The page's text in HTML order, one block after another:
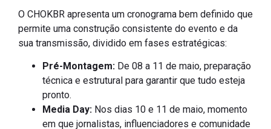
O CHOKBR apresenta um cronograma bem definido que
permite uma construção consistente do evento e da
sua transmissão, dividido em fases estratégicas:
Pré-Montagem: De 08 a 11 de maio, preparação
técnica e estrutural para garantir que tudo esteja
pronto.
Media Day: Nos dias 10 e 11 de maio, momento
em que jornalistas, influenciadores e comunidade